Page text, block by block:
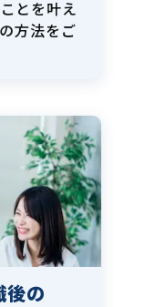
とを叶え
方法をご
後の